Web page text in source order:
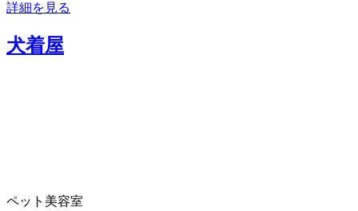
詳細を見る
犬着屋
ペット美容室